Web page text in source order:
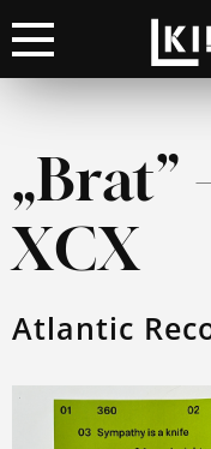
„Brat”
XCX
Atlantic
×
Literatura
Muzyka
Moje